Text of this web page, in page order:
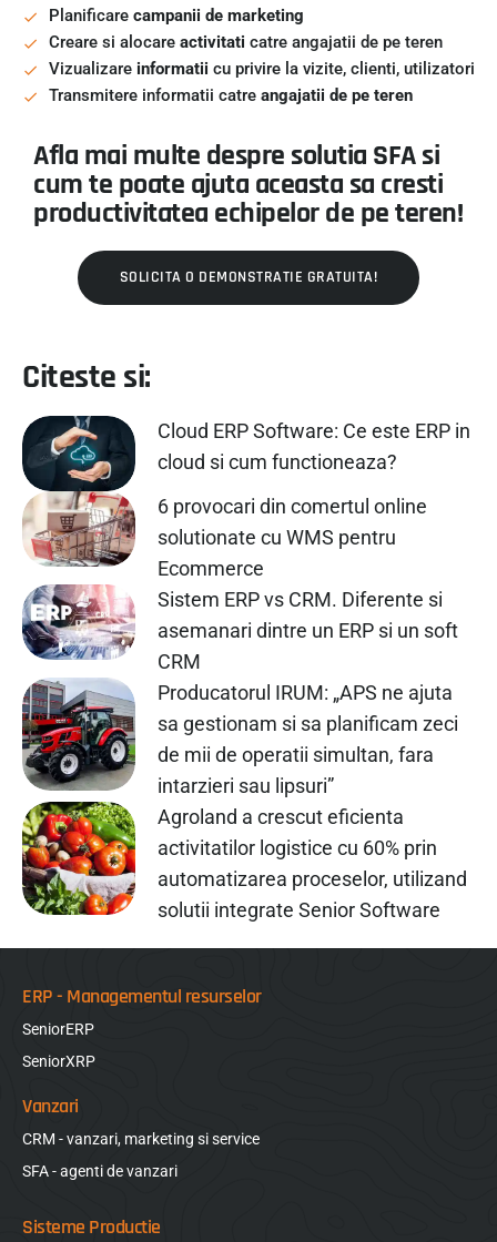
Planificare campanii de marketing
Creare si alocare activitati catre angajatii de pe teren
Vizualizare informatii cu privire la vizite, clienti, utilizatori
Transmitere informatii catre angajatii de pe teren
Afla mai multe despre solutia SFA si
cum te poate ajuta aceasta sa cresti
productivitatea echipelor de pe teren!
SOLICITA O DEMONSTRATIE GRATUITA!
Citeste si:
Cloud ERP Software: Ce este ERP in
cloud si cum functioneaza?
6 provocari din comertul online
solutionate cu WMS pentru
Ecommerce
Sistem ERP vs CRM. Diferente si
asemanari dintre un ERP si un soft
CRM
Producatorul IRUM: „APS ne ajuta
sa gestionam si sa planificam zeci
de mii de operatii simultan, fara
intarzieri sau lipsuri”
Agroland a crescut eficienta
activitatilor logistice cu 60% prin
automatizarea proceselor, utilizand
solutii integrate Senior Software
ERP - Managementul resurselor
SeniorERP
SeniorXRP
Vanzari
CRM - vanzari, marketing si service
SFA - agenti de vanzari
Sisteme Productie